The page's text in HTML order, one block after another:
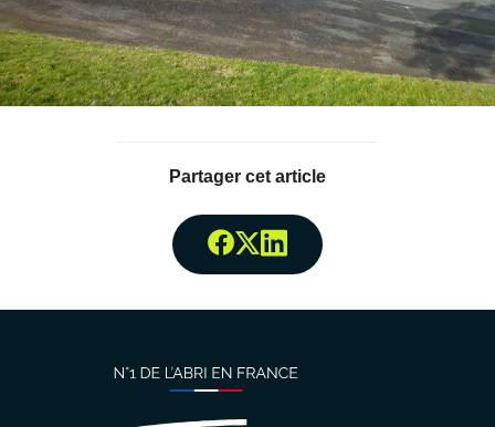
Partager cet article
Partager surFacebook
Partager surTwitter
Partager